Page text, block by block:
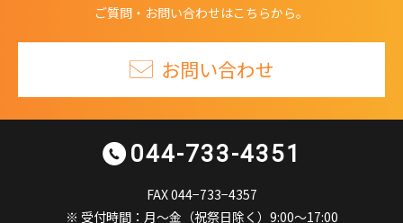
ご質問・お問い合わせはこちらから。
お問い合わせ
044-733-4351
FAX 044−733−4357
※ 受付時間：月〜金（祝祭日除く）9:00～17:00